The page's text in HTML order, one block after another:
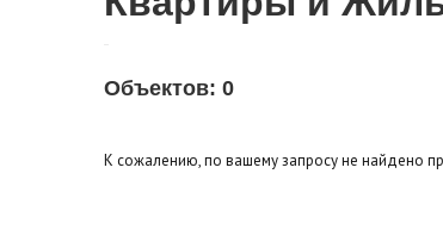
Объектов: 0
К сожалению, по вашему запросу не найдено